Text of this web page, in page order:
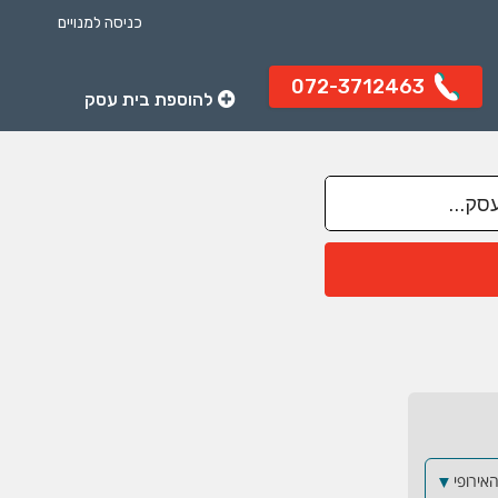
כניסה למנויים
072-3712463
להוספת בית עסק
▼